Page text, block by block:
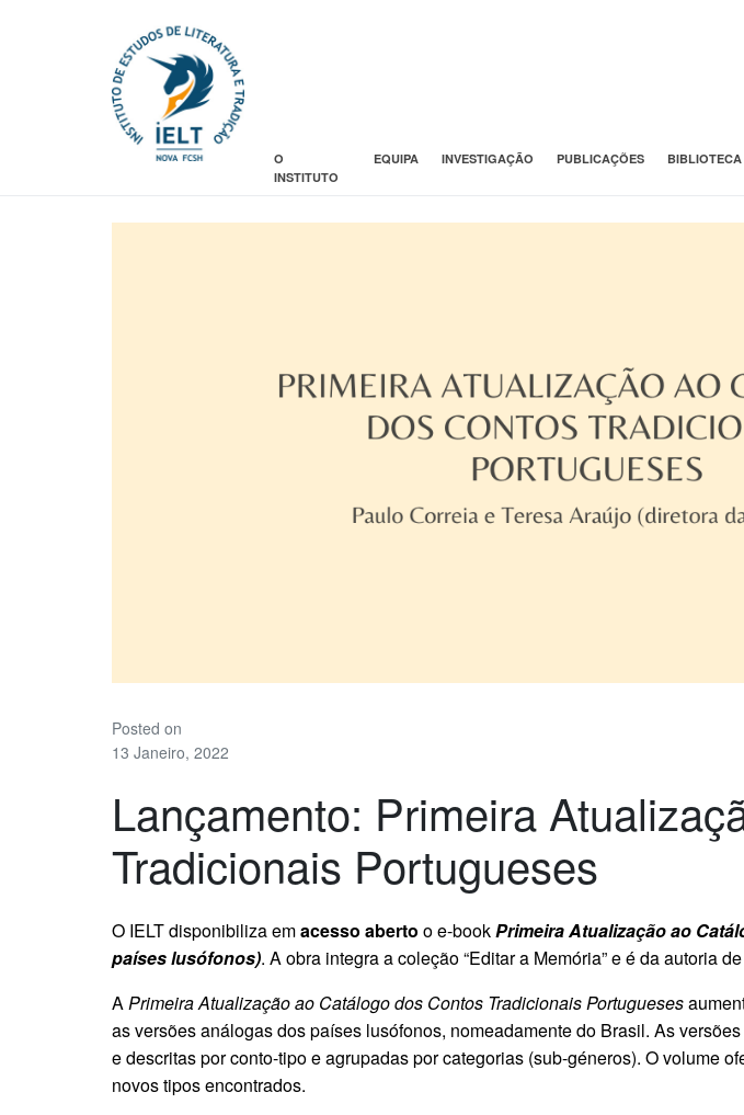
O
INSTITUTO
EQUIPA INVESTIGAÇÃO PUBLICAÇÕES BIBLIOTECA
Posted on
13 Janeiro, 2022
Lançamento: Primeira
Tradicionais Portugueses
O IELT disponibiliza emacesso aberto o e-bookPrimeira Atualização ao
países lusófonos). A obra integra a coleção “Editar a Memória” e é da autoria de
APrimeira Atualização ao Catálogo dos Contos Tradicionais Portugueses
as versões análogas dos países lusófonos, nomeadamente do Brasil. As
e descritas por conto-tipo e agrupadas por categorias (sub-géneros). O volume
novos tipos encontrados.